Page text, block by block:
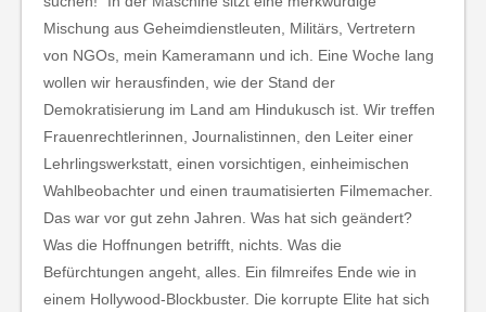
Mischung aus Geheimdienstleuten, Militärs, Vertretern
von NGOs, mein Kameramann und ich. Eine Woche lang
wollen wir herausfinden, wie der Stand der
Demokratisierung im Land am Hindukusch ist. Wir treffen
Frauenrechtlerinnen, Journalistinnen, den Leiter einer
Lehrlingswerkstatt, einen vorsichtigen, einheimischen
Wahlbeobachter und einen traumatisierten Filmemacher.
Das war vor gut zehn Jahren. Was hat sich geändert?
Was die Hoffnungen betrifft, nichts. Was die
Befürchtungen angeht, alles. Ein filmreifes Ende wie in
einem Hollywood-Blockbuster. Die korrupte Elite hat sich